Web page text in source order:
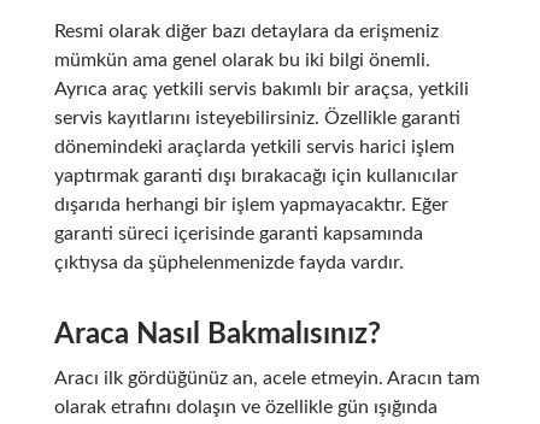
Resmi olarak diğer bazı detaylara da erişmeniz
mümkün ama genel olarak bu iki bilgi önemli.
Ayrıca araç yetkili servis bakımlı bir araçsa, yetkili
servis kayıtlarını isteyebilirsiniz. Özellikle garanti
dönemindeki araçlarda yetkili servis harici işlem
yaptırmak garanti dışı bırakacağı için kullanıcılar
dışarıda herhangi bir işlem yapmayacaktır. Eğer
garanti süreci içerisinde garanti kapsamında
çıktıysa da şüphelenmenizde fayda vardır.
Araca Nasıl Bakmalısınız?
Aracı ilk gördüğünüz an, acele etmeyin. Aracın tam
olarak etrafını dolaşın ve özellikle gün ışığında